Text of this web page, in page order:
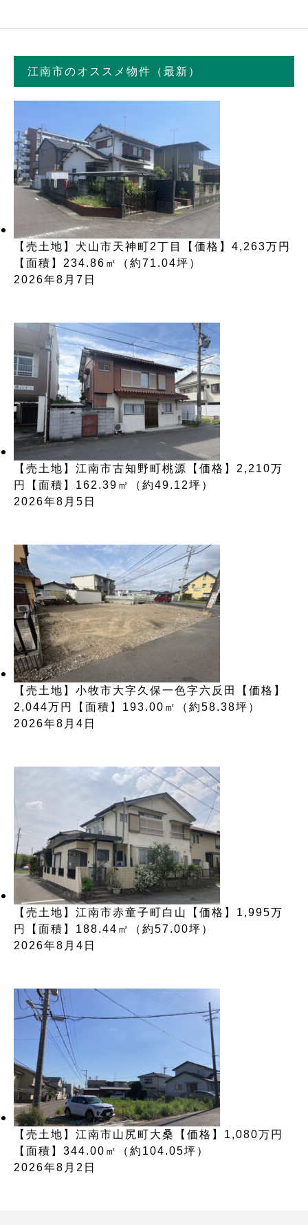
江南市のオススメ物件（最新）
【売土地】犬山市天神町2丁目【価格】4,263万円
【面積】234.86㎡（約71.04坪）
2026年8月7日
【売土地】江南市古知野町桃源【価格】2,210万
円【面積】162.39㎡（約49.12坪）
2026年8月5日
【売土地】小牧市大字久保一色字六反田【価格】
2,044万円【面積】193.00㎡（約58.38坪）
2026年8月4日
【売土地】江南市赤童子町白山【価格】1,995万
円【面積】188.44㎡（約57.00坪）
2026年8月4日
【売土地】江南市山尻町大桑【価格】1,080万円
【面積】344.00㎡（約104.05坪）
2026年8月2日